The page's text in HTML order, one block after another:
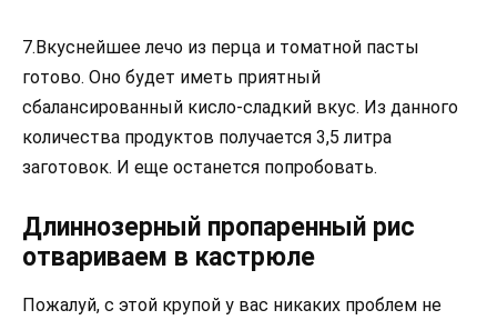
7.Вкуснейшее лечо из перца и томатной пасты
готово. Оно будет иметь приятный
сбалансированный кисло-сладкий вкус. Из данного
количества продуктов получается 3,5 литра
заготовок. И еще останется попробовать.
Длиннозерный пропаренный рис
отвариваем в кастрюле
Пожалуй, с этой крупой у вас никаких проблем не